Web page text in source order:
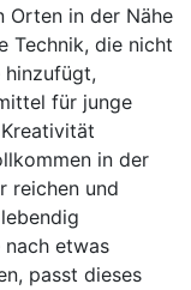
Orten in der Nähe
Technik, die nicht
hinzufügt,
für junge
in der
reichen und
nach etwas
passt dieses